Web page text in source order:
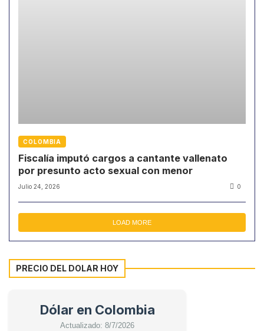
COLOMBIA
Fiscalía imputó cargos a cantante vallenato
por presunto acto sexual con menor
Julio 24, 2026 0
LOAD MORE
PRECIO DEL DOLAR HOY
Dólar en Colombia
Actualizado: 8/7/2026